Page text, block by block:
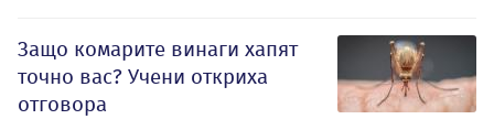
Защо комарите винаги хапят
точно вас? Учени откриха
отговора